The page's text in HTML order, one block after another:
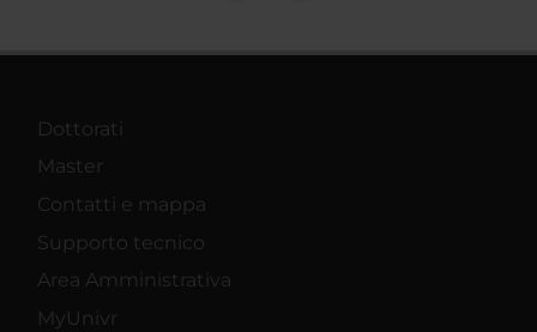
Dottorati
Master
Contatti e mappa
Supporto tecnico
Area Amministrativa
MyUnivr